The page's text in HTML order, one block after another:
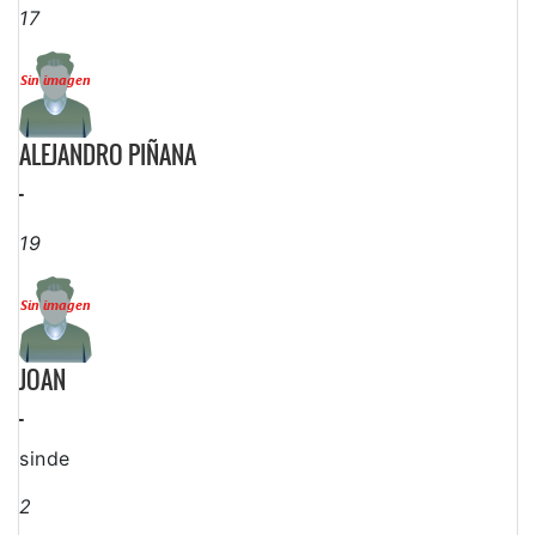
17
ALEJANDRO PIÑANA
-
19
JOAN
-
sinde
2